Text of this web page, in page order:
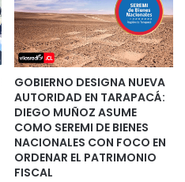
GOBIERNO DESIGNA NUEVA
AUTORIDAD EN TARAPACÁ:
DIEGO MUÑOZ ASUME
COMO SEREMI DE BIENES
NACIONALES CON FOCO EN
ORDENAR EL PATRIMONIO
FISCAL